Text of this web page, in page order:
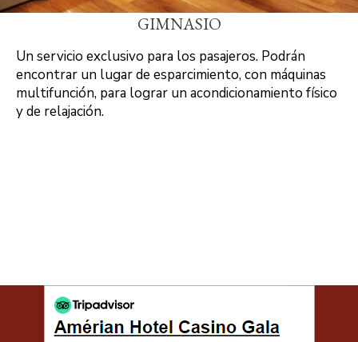
GIMNASIO
Un servicio exclusivo para los pasajeros. Podrán
encontrar un lugar de esparcimiento, con máquinas
multifunción, para lograr un acondicionamiento físico
y de relajación.